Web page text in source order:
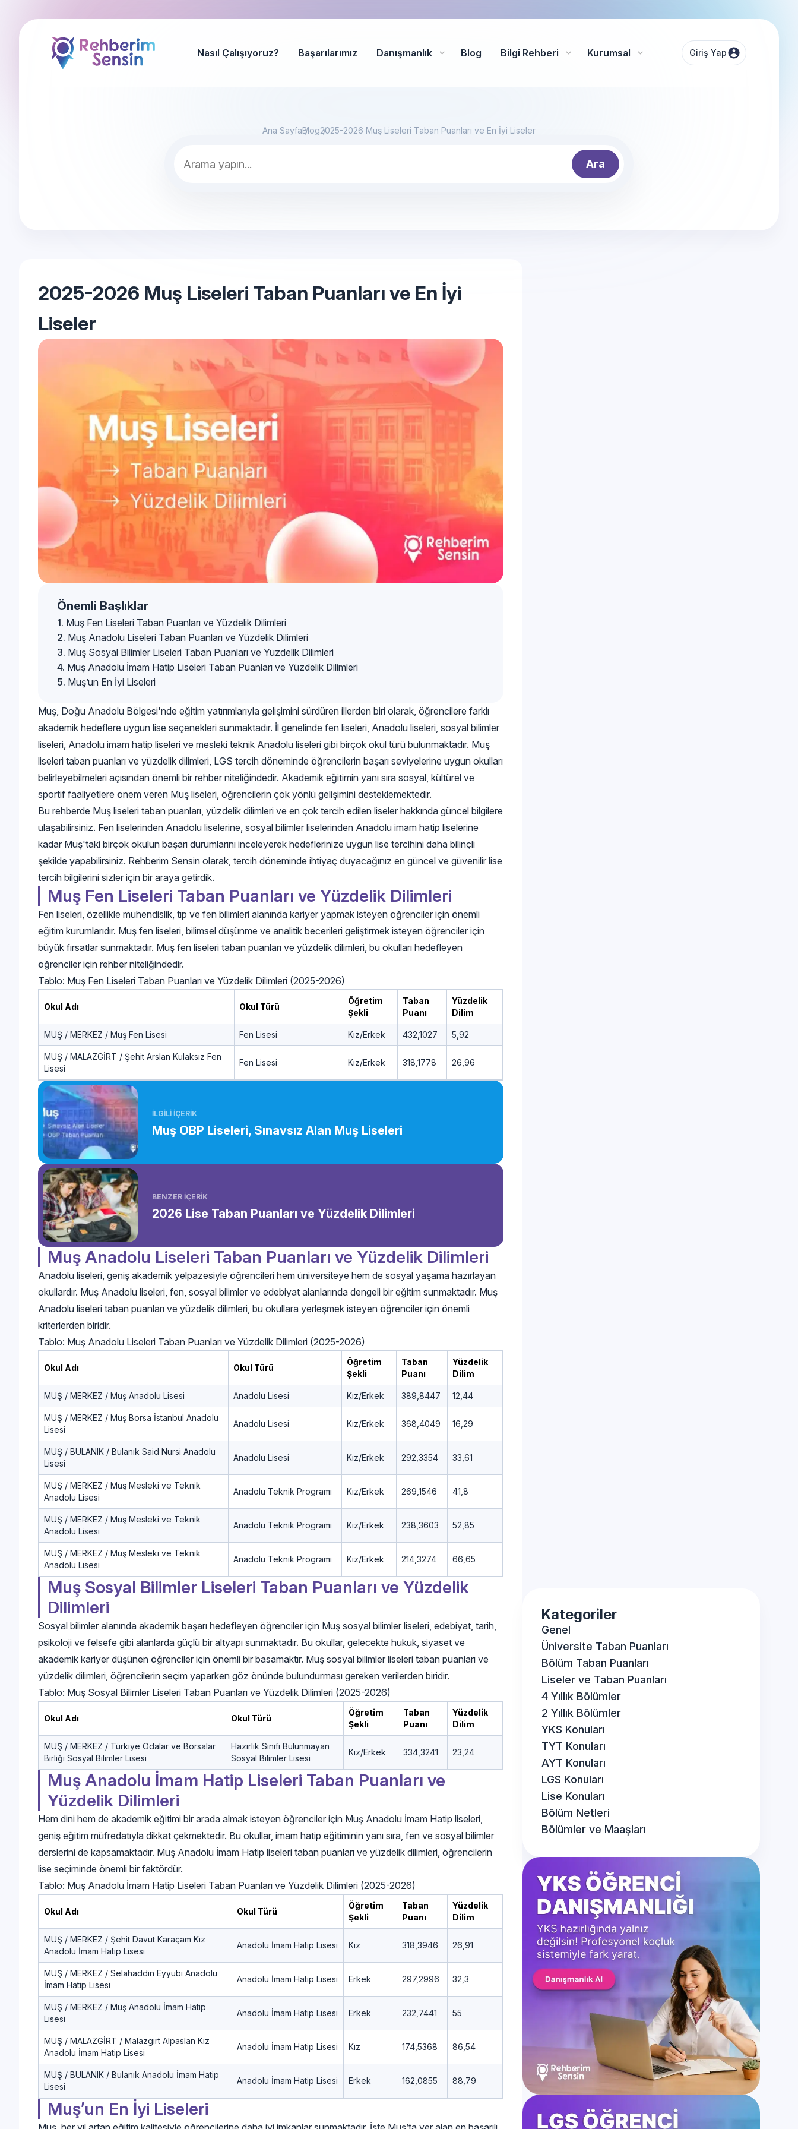
Nasıl Çalışıyoruz? Başarılarımız Danışmanlık Blog Bilgi Rehberi Kurumsal Giriş Yap
Ana SayfaBlog2025-2026 Muş Liseleri Taban Puanları ve En İyi Liseler
Ara
2025-2026 Muş Liseleri Taban Puanları ve En İyi
Liseler
Önemli Başlıklar
Muş Fen Liseleri Taban Puanları ve Yüzdelik Dilimleri
Muş Anadolu Liseleri Taban Puanları ve Yüzdelik Dilimleri
Muş Sosyal Bilimler Liseleri Taban Puanları ve Yüzdelik Dilimleri
Muş Anadolu İmam Hatip Liseleri Taban Puanları ve Yüzdelik Dilimleri
Muş’un En İyi Liseleri
Muş, Doğu Anadolu Bölgesi'nde eğitim yatırımlarıyla gelişimini sürdüren illerden biri olarak, öğrencilere farklı
akademik hedeflere uygun lise seçenekleri sunmaktadır. İl genelinde fen liseleri, Anadolu liseleri, sosyal bilimler
liseleri, Anadolu imam hatip liseleri ve mesleki teknik Anadolu liseleri gibi birçok okul türü bulunmaktadır. Muş
liseleri taban puanları ve yüzdelik dilimleri, LGS tercih döneminde öğrencilerin başarı seviyelerine uygun okulları
belirleyebilmeleri açısından önemli bir rehber niteliğindedir. Akademik eğitimin yanı sıra sosyal, kültürel ve
sportif faaliyetlere önem veren Muş liseleri, öğrencilerin çok yönlü gelişimini desteklemektedir.
Bu rehberde Muş liseleri taban puanları, yüzdelik dilimleri ve en çok tercih edilen liseler hakkında güncel bilgilere
ulaşabilirsiniz. Fen liselerinden Anadolu liselerine, sosyal bilimler liselerinden Anadolu imam hatip liselerine
kadar Muş'taki birçok okulun başarı durumlarını inceleyerek hedeflerinize uygun lise tercihini daha bilinçli
şekilde yapabilirsiniz. Rehberim Sensin olarak, tercih döneminde ihtiyaç duyacağınız en güncel ve güvenilir lise
tercih bilgilerini sizler için bir araya getirdik.
Muş Fen Liseleri Taban Puanları ve Yüzdelik Dilimleri
Fen liseleri, özellikle mühendislik, tıp ve fen bilimleri alanında kariyer yapmak isteyen öğrenciler için önemli
eğitim kurumlarıdır. Muş fen liseleri, bilimsel düşünme ve analitik becerileri geliştirmek isteyen öğrenciler için
büyük fırsatlar sunmaktadır. Muş fen liseleri taban puanları ve yüzdelik dilimleri, bu okulları hedefleyen
öğrenciler için rehber niteliğindedir.
Tablo: Muş Fen Liseleri Taban Puanları ve Yüzdelik Dilimleri (2025-2026)
Okul Adı Okul Türü
Öğretim
Şekli
Taban
Puanı
Yüzdelik
Dilim
MUŞ / MERKEZ / Muş Fen Lisesi Fen Lisesi Kız/Erkek 432,1027 5,92
MUŞ / MALAZGİRT / Şehit Arslan Kulaksız Fen
Lisesi
Fen Lisesi Kız/Erkek 318,1778 26,96
İLGİLİ İÇERİK
Muş OBP Liseleri, Sınavsız Alan Muş Liseleri
BENZER İÇERİK
2026 Lise Taban Puanları ve Yüzdelik Dilimleri
Muş Anadolu Liseleri Taban Puanları ve Yüzdelik Dilimleri
Anadolu liseleri, geniş akademik yelpazesiyle öğrencileri hem üniversiteye hem de sosyal yaşama hazırlayan
okullardır. Muş Anadolu liseleri, fen, sosyal bilimler ve edebiyat alanlarında dengeli bir eğitim sunmaktadır. Muş
Anadolu liseleri taban puanları ve yüzdelik dilimleri, bu okullara yerleşmek isteyen öğrenciler için önemli
kriterlerden biridir.
Tablo: Muş Anadolu Liseleri Taban Puanları ve Yüzdelik Dilimleri (2025-2026)
Okul Adı Okul Türü
Öğretim
Şekli
Taban
Puanı
Yüzdelik
Dilim
MUŞ / MERKEZ / Muş Anadolu Lisesi Anadolu Lisesi Kız/Erkek 389,8447 12,44
MUŞ / MERKEZ / Muş Borsa İstanbul Anadolu
Lisesi
Anadolu Lisesi Kız/Erkek 368,4049 16,29
MUŞ / BULANIK / Bulanık Said Nursi Anadolu
Lisesi
Anadolu Lisesi Kız/Erkek 292,3354 33,61
MUŞ / MERKEZ / Muş Mesleki ve Teknik
Anadolu Lisesi
Anadolu Teknik Programı Kız/Erkek 269,1546 41,8
MUŞ / MERKEZ / Muş Mesleki ve Teknik
Anadolu Lisesi
Anadolu Teknik Programı Kız/Erkek 238,3603 52,85
MUŞ / MERKEZ / Muş Mesleki ve Teknik
Anadolu Lisesi
Anadolu Teknik Programı Kız/Erkek 214,3274 66,65
Muş Sosyal Bilimler Liseleri Taban Puanları ve Yüzdelik
Dilimleri
Sosyal bilimler alanında akademik başarı hedefleyen öğrenciler için Muş sosyal bilimler liseleri, edebiyat, tarih,
psikoloji ve felsefe gibi alanlarda güçlü bir altyapı sunmaktadır. Bu okullar, gelecekte hukuk, siyaset ve
akademik kariyer düşünen öğrenciler için önemli bir basamaktır. Muş sosyal bilimler liseleri taban puanları ve
yüzdelik dilimleri, öğrencilerin seçim yaparken göz önünde bulundurması gereken verilerden biridir.
Tablo: Muş Sosyal Bilimler Liseleri Taban Puanları ve Yüzdelik Dilimleri (2025-2026)
Okul Adı Okul Türü
Öğretim
Şekli
Taban
Puanı
Yüzdelik
Dilim
MUŞ / MERKEZ / Türkiye Odalar ve Borsalar
Birliği Sosyal Bilimler Lisesi
Hazırlık Sınıfı Bulunmayan
Sosyal Bilimler Lisesi
Kız/Erkek 334,3241 23,24
Muş Anadolu İmam Hatip Liseleri Taban Puanları ve
Yüzdelik Dilimleri
Hem dini hem de akademik eğitimi bir arada almak isteyen öğrenciler için Muş Anadolu İmam Hatip liseleri,
geniş eğitim müfredatıyla dikkat çekmektedir. Bu okullar, imam hatip eğitiminin yanı sıra, fen ve sosyal bilimler
derslerini de kapsamaktadır. Muş Anadolu İmam Hatip liseleri taban puanları ve yüzdelik dilimleri, öğrencilerin
lise seçiminde önemli bir faktördür.
Tablo: Muş Anadolu İmam Hatip Liseleri Taban Puanları ve Yüzdelik Dilimleri (2025-2026)
Okul Adı Okul Türü
Öğretim
Şekli
Taban
Puanı
Yüzdelik
Dilim
MUŞ / MERKEZ / Şehit Davut Karaçam Kız
Anadolu İmam Hatip Lisesi
Anadolu İmam Hatip Lisesi Kız 318,3946 26,91
MUŞ / MERKEZ / Selahaddin Eyyubi Anadolu
İmam Hatip Lisesi
Anadolu İmam Hatip Lisesi Erkek 297,2996 32,3
MUŞ / MERKEZ / Muş Anadolu İmam Hatip
Lisesi
Anadolu İmam Hatip Lisesi Erkek 232,7441 55
MUŞ / MALAZGİRT / Malazgirt Alpaslan Kız
Anadolu İmam Hatip Lisesi
Anadolu İmam Hatip Lisesi Kız 174,5368 86,54
MUŞ / BULANIK / Bulanık Anadolu İmam Hatip
Lisesi
Anadolu İmam Hatip Lisesi Erkek 162,0855 88,79
Muş’un En İyi Liseleri
Kategoriler
Genel
Üniversite Taban Puanları
Bölüm Taban Puanları
Liseler ve Taban Puanları
4 Yıllık Bölümler
2 Yıllık Bölümler
YKS Konuları
TYT Konuları
AYT Konuları
LGS Konuları
Lise Konuları
Bölüm Netleri
Bölümler ve Maaşları